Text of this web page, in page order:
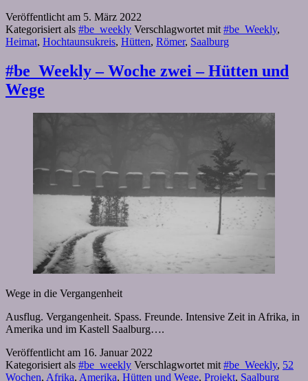
Veröffentlicht am 5. März 2022
Kategorisiert als #be_weekly Verschlagwortet mit #be_Weekly,
Heimat, Hochtaunsukreis, Hütten, Römer, Saalburg
#be_Weekly – Woche zwei – Hütten und
Wege
Wege in die Vergangenheit
Ausflug. Vergangenheit. Spass. Freunde. Intensive Zeit in Afrika, in
Amerika und im Kastell Saalburg….
Veröffentlicht am 16. Januar 2022
Kategorisiert als #be_weekly Verschlagwortet mit #be_Weekly, 52
Wochen, Afrika, Amerika, Hütten und Wege, Projekt, Saalburg